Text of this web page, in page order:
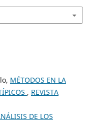
MÉTODOS EN LA
, REVISTA
DE LOS